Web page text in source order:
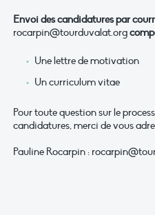
Envoi des candidatures par
rocarpin@tourduvalat.org
Une lettre de motivation
Un curriculum vitae
Pour toute question sur le
candidatures, merci de vous
Pauline Rocarpin : rocarpin